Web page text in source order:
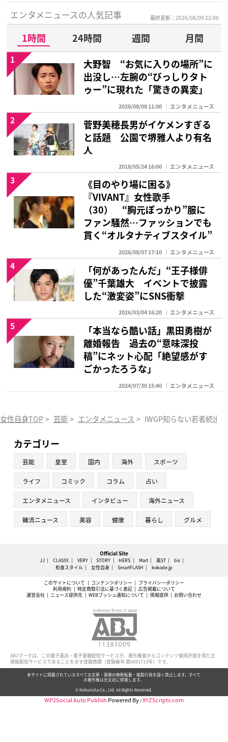
エンタメニュースの人気記事 最終更新：2026/08/09 22:00
1時間 24時間 週間
月間
大野智 “お気に入りの場所”に
出没し…左腕の“びっしりタト
ゥー”に現れた「驚きの異変」
2026/08/08 11:00 エンタメニュース
1
菅野美穂長男がイケメンすぎる
と話題 公園で堺雅人より有名
人
2018/05/24 16:00 エンタメニュース
2
《目のやり場に困る》
『VIVANT』女性歌手
（30） “胸元ぽっかり”服に
ファン騒然…ファッションでも
貫く“オルタナティブスタイル”
2026/08/07 17:10 エンタメニュース
3
「何があったんだ」“王子様俳
優”千葉雄大 イベントで披露
した“激変姿”にSNS衝撃
2026/03/04 16:20 エンタメニュース
4
「本当なら酷い話」黒田勇樹が
離婚報告 過去の“意味深投
稿”にネット心配「絶望感がす
ごかったろうな」
2024/07/30 15:40 エンタメニュース
5
女性自身TOP > 芸能 > エンタメニュース > IWGP知らない若者続出
カテゴリー
芸能 皇室 国内 海外 スポーツ
ライフ コミック コラム 占い
エンタメニュース インタビュー 海外ニュース
韓流ニュース 美容 健康 暮らし グルメ
Official Site
JJ CLASSY. VERY STORY HERS Mart 美ST
bis
和食スタイル
女性自身 SmartFLASH kokode.jp
このサイトについて コンテンツポリシー
プライバシーポリシー
利用規約
特定商取引法に基づく表記
広告掲載について
運営会社
ニュース提供先 WEBプッシュ通知について 情報提供 お問い合わせ
ABJマークは、この電子書店・電子書籍配信サービスが、著作権者からコンテンツ使用許諾を得た正
規版配信サービスであることを示す登録商標（登録番号 第6091713号）です。
本サイトに掲載されているすべての文章・画像の無断転載・複製行為を固く禁止します。すべて
の著作権は光文社に帰属します。
© Kobunsha Co., Ltd. All Rights Reserved.
WP2Social Auto Publish Powered By :XYZScripts.com